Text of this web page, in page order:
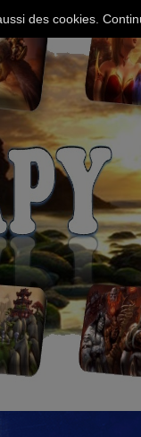
des cookies.